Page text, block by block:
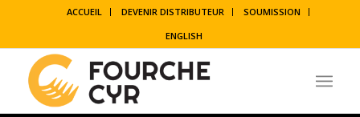
ACCUEIL DEVENIR DISTRIBUTEUR
SOUMISSION
ENGLISH